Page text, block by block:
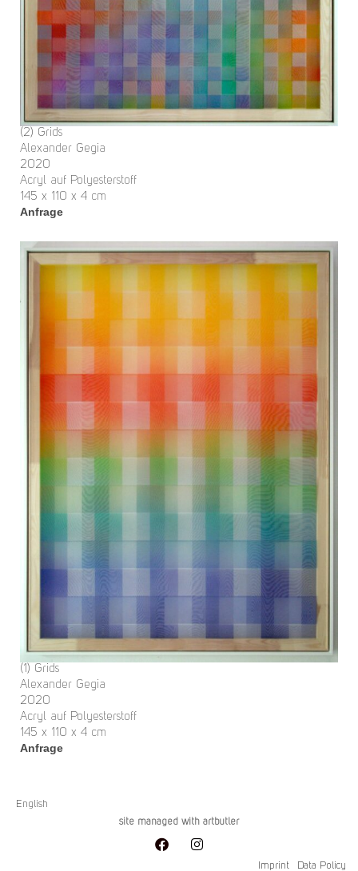
(2) Grids
Alexander Gegia
2020
Acryl auf Polyesterstoff
145 x 110 x 4 cm
Anfrage
(1) Grids
Alexander Gegia
2020
Acryl auf Polyesterstoff
145 x 110 x 4 cm
Anfrage
English
site managed with artbutler
Imprint Data Policy